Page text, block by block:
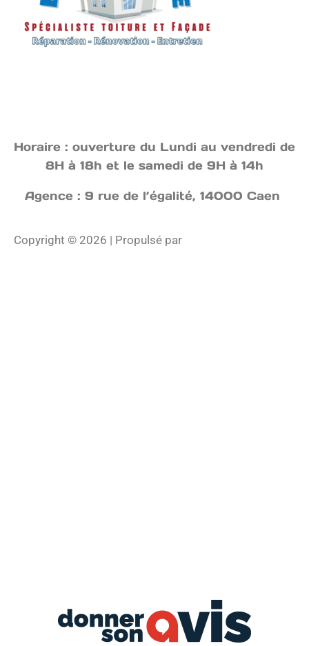
Horaire : ouverture du Lundi au vendredi de
8H à 18h et le samedi de 9H à 14h
Agence : 9 rue de l’égalité, 14000 Caen
Copyright © 2026 | Propulsé par